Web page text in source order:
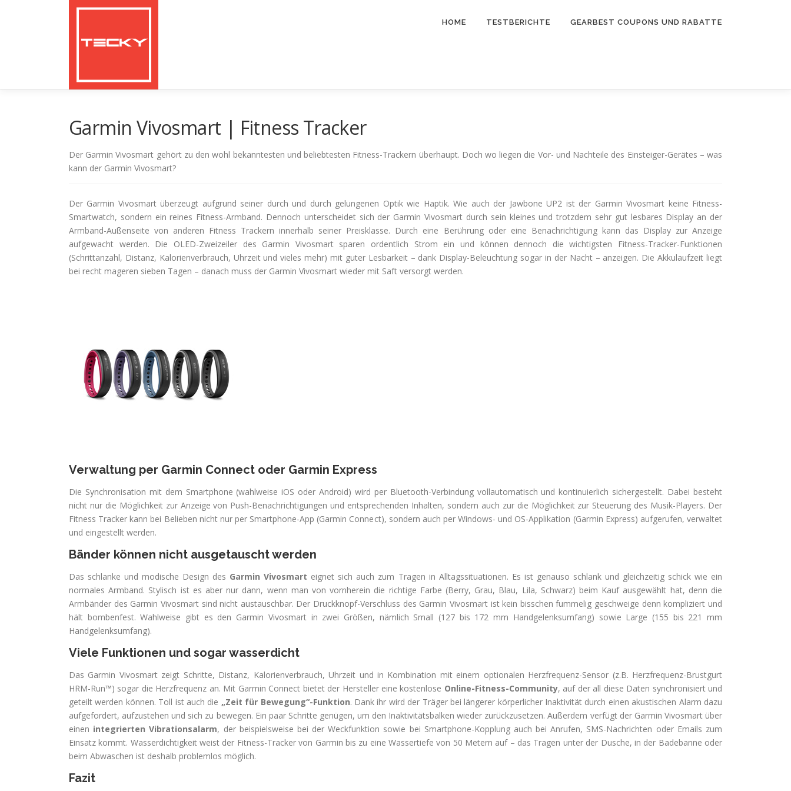
HOME TESTBERICHTE GEARBEST COUPONS UND RABATTE
Garmin Vivosmart | Fitness Tracker
Der Garmin Vivosmart gehört zu den wohl bekanntesten und beliebtesten Fitness-Trackern überhaupt. Doch wo liegen die Vor- und Nachteile des Einsteiger-Gerätes – was
kann der Garmin Vivosmart?
Der Garmin Vivosmart überzeugt aufgrund seiner durch und durch gelungenen Optik wie Haptik. Wie auch der Jawbone UP2 ist der Garmin Vivosmart keine Fitness-
Smartwatch, sondern ein reines Fitness-Armband. Dennoch unterscheidet sich der Garmin Vivosmart durch sein kleines und trotzdem sehr gut lesbares Display an der
Armband-Außenseite von anderen Fitness Trackern innerhalb seiner Preisklasse. Durch eine Berührung oder eine Benachrichtigung kann das Display zur Anzeige
aufgewacht werden. Die OLED-Zweizeiler des Garmin Vivosmart sparen ordentlich Strom ein und können dennoch die wichtigsten Fitness-Tracker-Funktionen
(Schrittanzahl, Distanz, Kalorienverbrauch, Uhrzeit und vieles mehr) mit guter Lesbarkeit – dank Display-Beleuchtung sogar in der Nacht – anzeigen. Die Akkulaufzeit liegt
bei recht mageren sieben Tagen – danach muss der Garmin Vivosmart wieder mit Saft versorgt werden.
Verwaltung per Garmin Connect oder Garmin Express
Die Synchronisation mit dem Smartphone (wahlweise iOS oder Android) wird per Bluetooth-Verbindung vollautomatisch und kontinuierlich sichergestellt. Dabei besteht
nicht nur die Möglichkeit zur Anzeige von Push-Benachrichtigungen und entsprechenden Inhalten, sondern auch zur die Möglichkeit zur Steuerung des Musik-Players. Der
Fitness Tracker kann bei Belieben nicht nur per Smartphone-App (Garmin Connect), sondern auch per Windows- und OS-Applikation (Garmin Express) aufgerufen, verwaltet
und eingestellt werden.
Bänder können nicht ausgetauscht werden
Das schlanke und modische Design des Garmin Vivosmart eignet sich auch zum Tragen in Alltagssituationen. Es ist genauso schlank und gleichzeitig schick wie ein
normales Armband. Stylisch ist es aber nur dann, wenn man von vornherein die richtige Farbe (Berry, Grau, Blau, Lila, Schwarz) beim Kauf ausgewählt hat, denn die
Armbänder des Garmin Vivosmart sind nicht austauschbar. Der Druckknopf-Verschluss des Garmin Vivosmart ist kein bisschen fummelig geschweige denn kompliziert und
hält bombenfest. Wahlweise gibt es den Garmin Vivosmart in zwei Größen, nämlich Small (127 bis 172 mm Handgelenksumfang) sowie Large (155 bis 221 mm
Handgelenksumfang).
Viele Funktionen und sogar wasserdicht
Das Garmin Vivosmart zeigt Schritte, Distanz, Kalorienverbrauch, Uhrzeit und in Kombination mit einem optionalen Herzfrequenz-Sensor (z.B. Herzfrequenz-Brustgurt
HRM-Run™) sogar die Herzfrequenz an. Mit Garmin Connect bietet der Hersteller eine kostenlose Online-Fitness-Community, auf der all diese Daten synchronisiert und
geteilt werden können. Toll ist auch die „Zeit für Bewegung“-Funktion. Dank ihr wird der Träger bei längerer körperlicher Inaktivität durch einen akustischen Alarm dazu
aufgefordert, aufzustehen und sich zu bewegen. Ein paar Schritte genügen, um den Inaktivitätsbalken wieder zurückzusetzen. Außerdem verfügt der Garmin Vivosmart über
einen integrierten Vibrationsalarm, der beispielsweise bei der Weckfunktion sowie bei Smartphone-Kopplung auch bei Anrufen, SMS-Nachrichten oder Emails zum
Einsatz kommt. Wasserdichtigkeit weist der Fitness-Tracker von Garmin bis zu eine Wassertiefe von 50 Metern auf – das Tragen unter der Dusche, in der Badebanne oder
beim Abwaschen ist deshalb problemlos möglich.
Fazit